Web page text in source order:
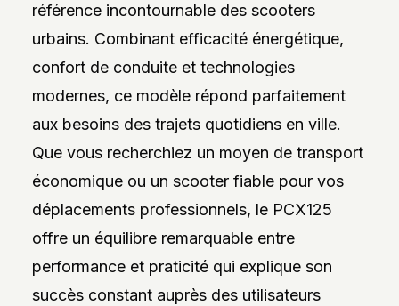
AUTO/MOTO.
EST
SUR
DES
DES
MATIÈRES
L’ESTHÉTIQUE
POUR
PASSIONNÉS
PROFESSIONNELS.
référence incontournable des scooters
urbains. Combinant efficacité énergétique,
confort de conduite et technologies
modernes, ce modèle répond parfaitement
aux besoins des trajets quotidiens en ville.
Que vous recherchiez un moyen de transport
économique ou un scooter fiable pour vos
déplacements professionnels, le PCX125
offre un équilibre remarquable entre
performance et praticité qui explique son
succès constant auprès des utilisateurs